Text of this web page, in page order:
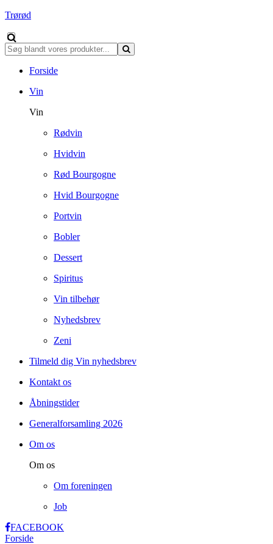
Trørød
Forside
Vin
Vin
Rødvin
Hvidvin
Rød Bourgogne
Hvid Bourgogne
Portvin
Bobler
Dessert
Spiritus
Vin tilbehør
Nyhedsbrev
Zeni
Tilmeld dig Vin nyhedsbrev
Kontakt os
Åbningstider
Generalforsamling 2026
Om os
Om os
Om foreningen
Job
FACEBOOK
Forside